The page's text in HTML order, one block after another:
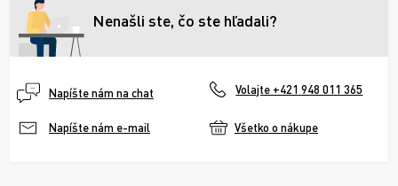
Nenašli ste, čo ste hľadali?
Napíšte nám na chat Volajte +421 948 011 365
Napíšte nám e-mail Všetko o nákupe